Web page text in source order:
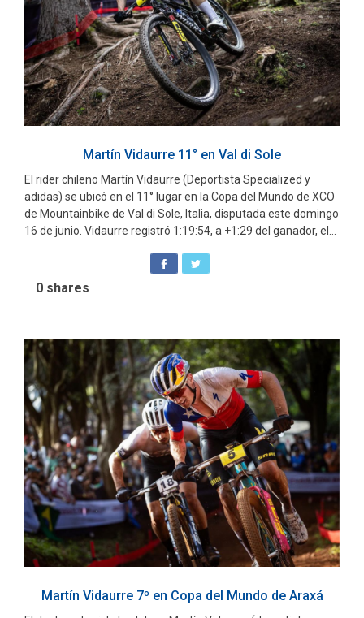
Martín Vidaurre 11° en Val di Sole
El rider chileno Martín Vidaurre (Deportista Specialized y
adidas) se ubicó en el 11° lugar en la Copa del Mundo de XCO
de Mountainbike de Val di Sole, Italia, disputada este domingo
16 de junio. Vidaurre registró 1:19:54, a +1:29 del ganador, el...
0 shares
Martín Vidaurre 7º en Copa del Mundo de Araxá